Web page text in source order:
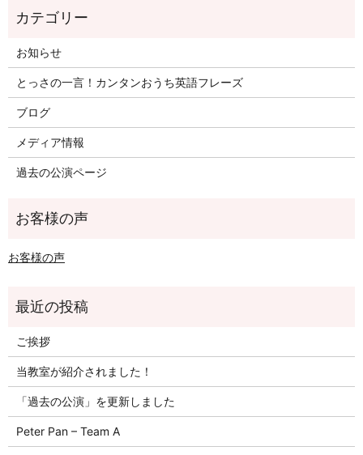
お知らせ
とっさの一言！カンタンおうち英語フレーズ
ブログ
メディア情報
過去の公演ページ
お客様の声
ご挨拶
当教室が紹介されました！
「過去の公演」を更新しました
Peter Pan – Team A